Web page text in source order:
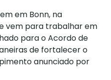
em Bonn, na
vem para trabalhar em
para o Acordo de
de fortalecer o
anunciado por